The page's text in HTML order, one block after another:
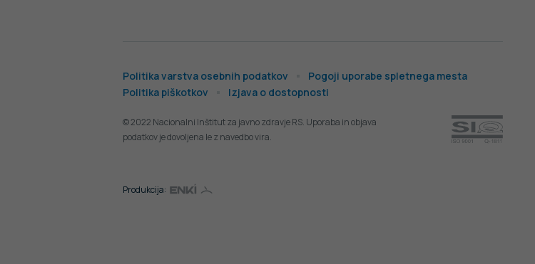
Politika varstva osebnih podatkov
Pogoji uporabe spletnega mesta
Politika piškotkov
Izjava o dostopnosti
© 2022 Nacionalni Inštitut za javno zdravje RS. Uporaba in objava
podatkov je dovoljena le z navedbo vira.
Produkcija: